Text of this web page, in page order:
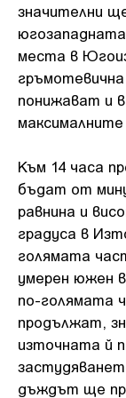
значителни
места в
понижават и
Към 14 часа
бъдат от
равнина и
градуса в
голямата
умерен южен
по-голямата
продължат,
източната й
дъждът ще